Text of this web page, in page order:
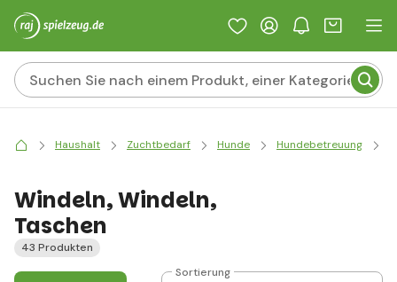
Haushalt Zuchtbedarf Hunde Hundebetreuung
Windeln, Windeln,
Taschen
43 Produkten
Sortierung